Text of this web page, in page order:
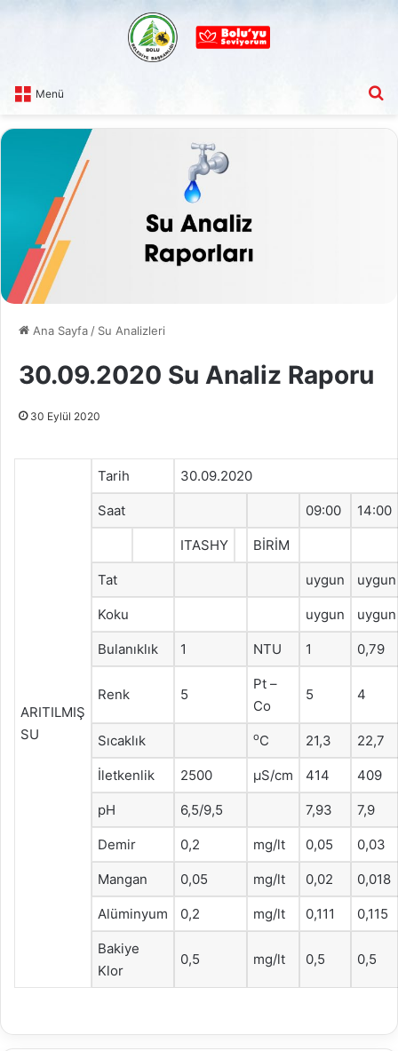
Menü
Ana Sayfa / Su Analizleri
30.09.2020 Su Analiz Raporu
30 Eylül 2020
ARITILMIŞ
SU
Tarih 30.09.2020
Saat 09:00 14:00
ITASHY BİRİM
Tat uygun uygun
Koku uygun uygun
Bulanıklık 1 NTU 1 0,79
Renk 5
Pt –
Co
5 4
Sıcaklık oC 21,3 22,7
İletkenlik 2500 μS/cm 414 409
pH 6,5/9,5 7,93 7,9
Demir 0,2 mg/lt 0,05 0,03
Mangan 0,05 mg/lt 0,02 0,018
Alüminyum 0,2 mg/lt 0,111 0,115
Bakiye
Klor
0,5 mg/lt 0,5 0,5